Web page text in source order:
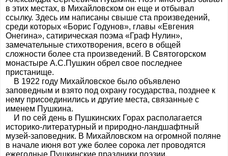
в этих местах, в Михайловском он еще и отбывал
ссылку. Здесь им написаны свыше ста произведений,
среди которых «Борис Годунов», главы «Евгения
Онегина», сатирическая поэма «Граф Нулин»,
замечательные стихотворения, всего в общей
сложности более ста произведений. В Святогорском
монастыре А.С.Пушкин обрел свое последнее
пристанище.
В 1922 году Михайловское было объявлено
заповедным и взято под охрану государства, позднее к
нему присоединились и другие места, связанные с
именем Пушкина.
И по сей день в Пушкинских Горах располагается
историко-литературный и природно-ландшафтный
музей-заповедник. В Михайловском на огромной поляне
в начале июня вот уже более сорока лет проводятся